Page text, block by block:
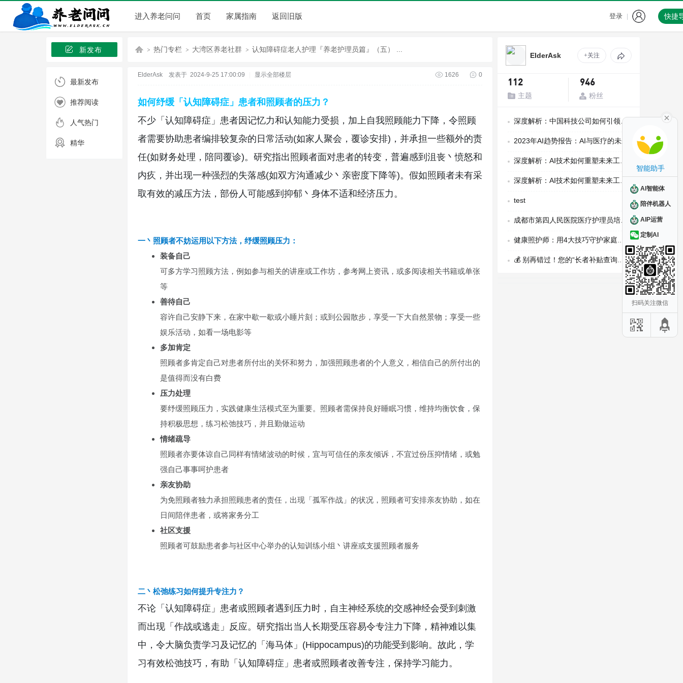
进入养老问问 首页 家属指南 返回旧版 快捷
登录
新发布
最新发布
推荐阅读
人气热门
精华
老
热门专栏 大湾区养老社群 认知障碍症老人护理『养老护理员篇』（五） ...
ElderAsk 发表于 2024-9-25 17:00:09 显示全部楼层 1626 0
如何纾缓「认知障碍症」患者和照顾者的压力？
不少「认知障碍症」患者因记忆力和认知能力受损，加上自我照顾能力下降，令照顾
者需要协助患者编排较复杂的日常活动(如家人聚会，覆诊安排)，并承担一些额外的责
任(如财务处理，陪同覆诊)。研究指出照顾者面对患者的转变，普遍感到沮丧丶愤怒和
内疚，并出现一种强烈的失落感(如双方沟通减少丶亲密度下降等)。假如照顾者未有采
取有效的减压方法，部份人可能感到抑郁丶身体不适和经济压力。
一丶照顾者不妨运用以下方法，纾缓照顾压力：
装备自己
可多方学习照顾方法，例如参与相关的讲座或工作坊，参考网上资讯，或多阅读相关书籍或单张
等
善待自己
容许自己安静下来，在家中歇一歇或小睡片刻；或到公园散步，享受一下大自然景物；享受一些
娱乐活动，如看一场电影等
多加肯定
照顾者多肯定自己对患者所付出的关怀和努力，加强照顾患者的个人意义，相信自己的所付出的
是值得而没有白费
压力处理
要纾缓照顾压力，实践健康生活模式至为重要。照顾者需保持良好睡眠习惯，维持均衡饮食，保
持积极思想，练习松弛技巧，并且勤做运动
情绪疏导
照顾者亦要体谅自己同样有情绪波动的时候，宜与可信任的亲友倾诉，不宜过份压抑情绪，或勉
强自己事事呵护患者
亲友协助
为免照顾者独力承担照顾患者的责任，出现「孤军作战」的状况，照顾者可安排亲友协助，如在
日间陪伴患者，或将家务分工
社区支援
照顾者可鼓励患者参与社区中心举办的认知训练小组丶讲座或支援照顾者服务
二丶松弛练习如何提升专注力？
不论「认知障碍症」患者或照顾者遇到压力时，自主神经系统的交感神经会受到刺激
而出现「作战或逃走」反应。研究指出当人长期受压容易令专注力下降，精神难以集
中，令大脑负责学习及记忆的「海马体」(Hippocampus)的功能受到影响。故此，学
习有效松弛技巧，有助「认知障碍症」患者或照顾者改善专注，保持学习能力。
ElderAsk +关注
112
主题
946
粉丝
深度解析：中国科技公司如何引领全球创新
2023年AI趋势报告：AI与医疗的未来
深度解析：AI技术如何重塑未来工作模式
深度解析：AI技术如何重塑未来工作模式
test
成都市第四人民医院医疗护理员培训班招生简章
健康照护师：用4大技巧守护家庭健康，刚需风口上的温暖新职业
💰 别再错过！您的“长者补贴查询助手”上线了！
智能助手
AI智能体
陪伴机器人
AIP运营
定制AI
扫码关注微信